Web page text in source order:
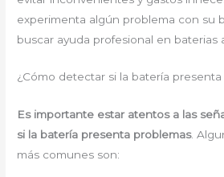
experimenta algún problema con su
buscar ayuda profesional en baterias
¿Cómo detectar si la batería
Es importante estar atentos a las
si la batería presenta problemas.
más comunes son: